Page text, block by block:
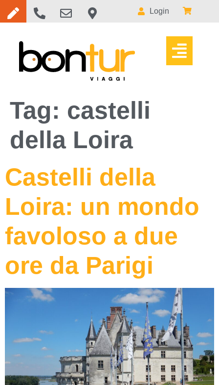
Login
Tag: castelli
della Loira
Castelli della
Loira: un mondo
favoloso a due
ore da Parigi